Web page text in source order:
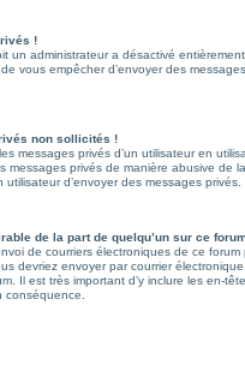
!
un administrateur a désactivé
vous empêcher d’envoyer des
non sollicités !
messages privés d’un utilisateur en
messages privés de manière abusive de
d’envoyer des messages privés.
de la part de quelqu’un sur ce
de courriers électroniques de ce
devriez envoyer par courrier
Il est très important d’y inclure les en-
conséquence.